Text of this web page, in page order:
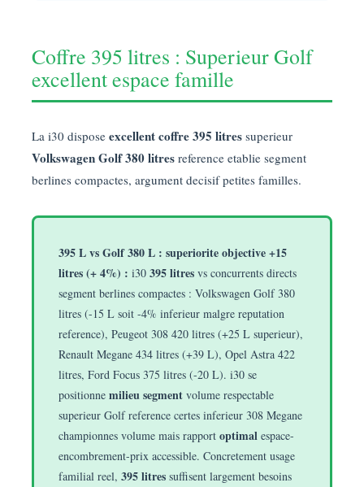
Coffre 395 litres : Superieur Golf
excellent espace famille
La i30 dispose excellent coffre 395 litres superieur
Volkswagen Golf 380 litres reference etablie segment
berlines compactes, argument decisif petites familles.
395 L vs Golf 380 L : superiorite objective +15
litres (+ 4%) : i30 395 litres vs concurrents directs
segment berlines compactes : Volkswagen Golf 380
litres (-15 L soit -4% inferieur malgre reputation
reference), Peugeot 308 420 litres (+25 L superieur),
Renault Megane 434 litres (+39 L), Opel Astra 422
litres, Ford Focus 375 litres (-20 L). i30 se
positionne milieu segment volume respectable
superieur Golf reference certes inferieur 308 Megane
championnes volume mais rapport optimal espace-
encombrement-prix accessible. Concretement usage
familial reel, 395 litres suffisent largement besoins